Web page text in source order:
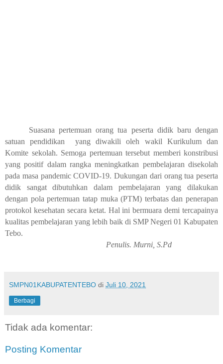
Suasana pertemuan orang tua peserta didik baru dengan
satuan pendidikan
yang diwakili oleh wakil Kurikulum dan
Komite sekolah. Semoga pertemuan tersebut memberi konstribusi
yang positif dalam rangka meningkatkan pembelajaran disekolah
pada masa pandemic COVID-19. Dukungan dari orang tua peserta
didik sangat dibutuhkan dalam pembelajaran yang dilakukan
dengan pola pertemuan tatap muka (PTM) terbatas dan penerapan
protokol kesehatan secara ketat. Hal ini bermuara demi tercapainya
kualitas pembelajaran yang lebih baik di SMP Negeri 01 Kabupaten
Tebo.
Penulis. Murni, S.Pd
SMPN01KABUPATENTEBO di Juli 10, 2021
Berbagi
Tidak ada komentar:
Posting Komentar